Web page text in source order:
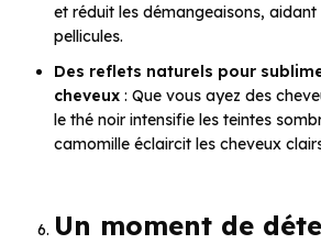
et réduit les démangeaisons,
pellicules.
Des reflets naturels pour
cheveux : Que vous ayez des
le thé noir intensifie les teintes
camomille éclaircit les cheveux
Un moment de